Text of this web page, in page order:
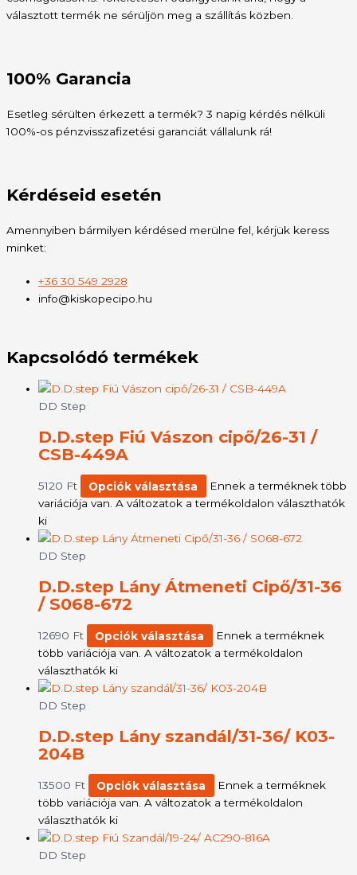
választott termék ne sérüljön meg a szállítás közben.
100% Garancia
Esetleg sérülten érkezett a termék? 3 napig kérdés nélküli
100%-os pénzvisszafizetési garanciát vállalunk rá!
Kérdéseid esetén
Amennyiben bármilyen kérdésed merülne fel, kérjük keress
minket:
+36 30 549 2928
info@kiskopecipo.hu
Kapcsolódó termékek
DD Step
D.D.step Fiú Vászon cipő/26-31 /
CSB-449A
5120 Ft Opciók választása
Ennek a terméknek több
variációja van. A változatok a termékoldalon választhatók
ki
DD Step
D.D.step Lány Átmeneti Cipő/31-36
/ S068-672
12690 Ft Opciók választása
Ennek a terméknek
több variációja van. A változatok a termékoldalon
választhatók ki
DD Step
D.D.step Lány szandál/31-36/ K03-
204B
13500 Ft Opciók választása
Ennek a terméknek
több variációja van. A változatok a termékoldalon
választhatók ki
DD Step